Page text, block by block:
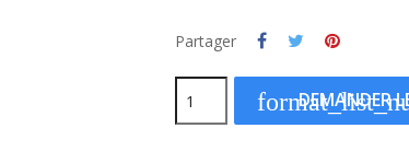
Partager
DEMANDER